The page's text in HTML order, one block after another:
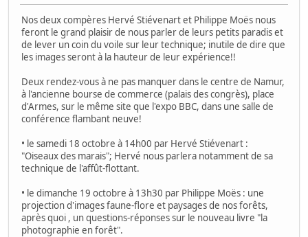
Nos deux compères Hervé Stiévenart et Philippe Moës nous
feront le grand plaisir de nous parler de leurs petits paradis et
de lever un coin du voile sur leur technique; inutile de dire que
les images seront à la hauteur de leur expérience!!
Deux rendez-vous à ne pas manquer dans le centre de Namur,
à l'ancienne bourse de commerce (palais des congrès), place
d'Armes, sur le même site que l'expo BBC, dans une salle de
conférence flambant neuve!
• le samedi 18 octobre à 14h00 par Hervé Stiévenart :
"Oiseaux des marais"; Hervé nous parlera notamment de sa
technique de l'affût-flottant.
• le dimanche 19 octobre à 13h30 par Philippe Moës : une
projection d'images faune-flore et paysages de nos forêts,
après quoi , un questions-réponses sur le nouveau livre "la
photographie en forêt".